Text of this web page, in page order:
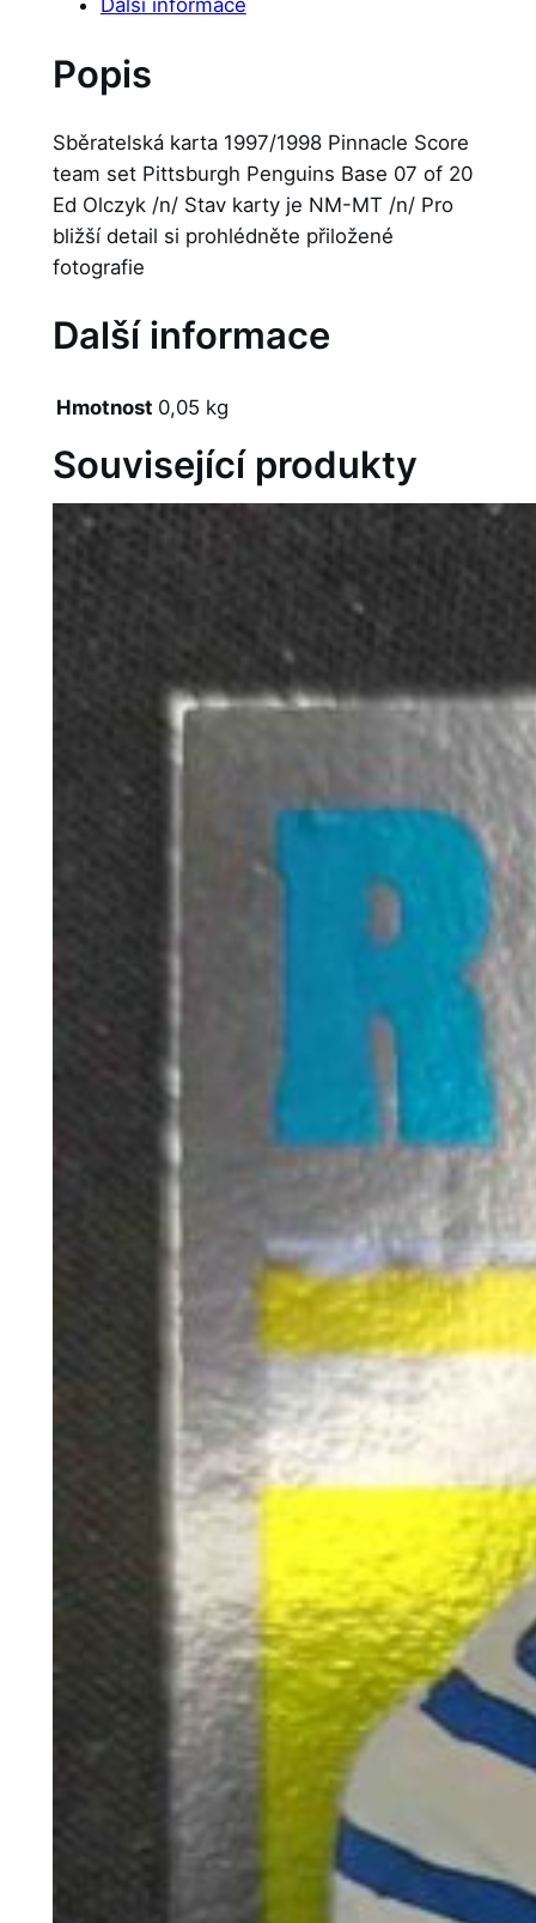
Další informace
Popis
Sběratelská karta 1997/1998 Pinnacle Score
team set Pittsburgh Penguins Base 07 of 20
Ed Olczyk /n/ Stav karty je NM-MT /n/ Pro
bližší detail si prohlédněte přiložené
fotografie
Další informace
Hmotnost 0,05 kg
Související produkty